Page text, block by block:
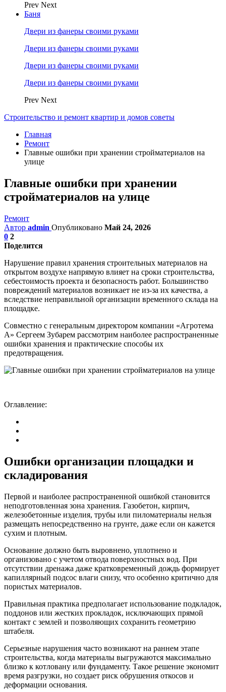
Prev Next
Баня
Двери из фанеры своими руками
Двери из фанеры своими руками
Двери из фанеры своими руками
Двери из фанеры своими руками
Prev Next
Строительство и ремонт квартир и домов советы
Главная
Ремонт
Главные ошибки при хранении стройматериалов на
улице
Главные ошибки при хранении
стройматериалов на улице
Ремонт
Автор admin Опубликовано Май 24, 2026
0 2
Поделится
Нарушение правил хранения строительных материалов на
открытом воздухе напрямую влияет на сроки строительства,
себестоимость проекта и безопасность работ. Большинство
повреждений материалов возникает не из-за их качества, а
вследствие неправильной организации временного склада на
площадке.
Совместно с генеральным директором компании «Агротема
А» Сергеем Зубарем рассмотрим наиболее распространенные
ошибки хранения и практические способы их
предотвращения.
Оглавление:
Ошибки организации площадки и
складирования
Первой и наиболее распространенной ошибкой становится
неподготовленная зона хранения. Газобетон, кирпич,
железобетонные изделия, трубы или пиломатериалы нельзя
размещать непосредственно на грунте, даже если он кажется
сухим и плотным.
Основание должно быть выровнено, уплотнено и
организовано с учетом отвода поверхностных вод. При
отсутствии дренажа даже кратковременный дождь формирует
капиллярный подсос влаги снизу, что особенно критично для
пористых материалов.
Правильная практика предполагает использование подкладок,
поддонов или жестких прокладок, исключающих прямой
контакт с землей и позволяющих сохранить геометрию
штабеля.
Серьезные нарушения часто возникают на раннем этапе
строительства, когда материалы выгружаются максимально
близко к котловану или фундаменту. Такое решение экономит
время разгрузки, но создает риск обрушения откосов и
деформации основания.